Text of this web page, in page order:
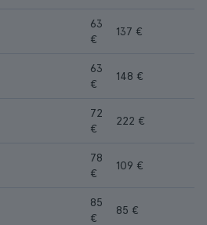
63
€
137 €
63
€
148 €
72
€
222 €
78
€
109 €
85
€
85 €